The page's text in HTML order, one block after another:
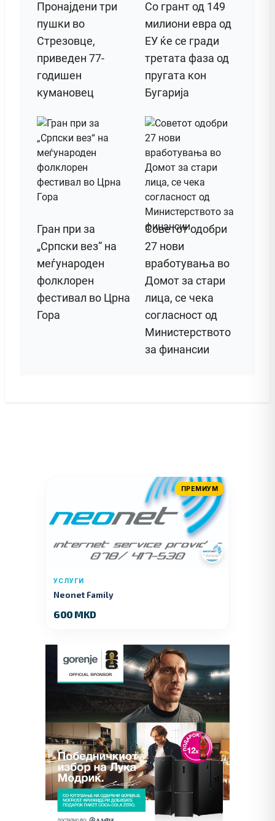
Пронајдени три
пушки во
Стрезовце,
приведен 77-
годишен
кумановец
Со грант од 149
милиони евра од
ЕУ ќе се гради
третата фаза од
пругата кон
Бугарија
Гран при за
„Српски вез“ на
меѓународен
фолклорен
фестивал во Црна
Гора
Советот одобри
27 нови
вработувања во
Домот за стари
лица, се чека
согласност од
Министерството
за финансии
ПРЕМИУМ
УСЛУГИ
Neonet Family
600 MKD